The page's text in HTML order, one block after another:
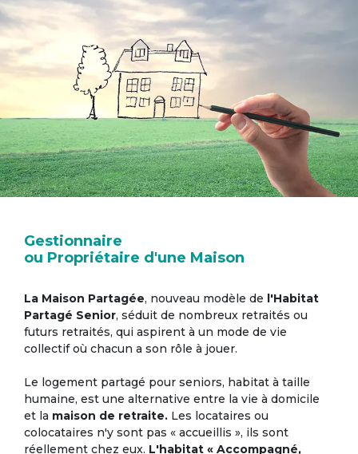
Gestionnaire
ou Propriétaire d'une Maison
La Maison Partagée, nouveau modèle de l'Habitat
Partagé Senior, séduit de nombreux retraités ou
futurs retraités, qui aspirent à un mode de vie
collectif où chacun a son rôle à jouer.
Le logement partagé pour seniors, habitat à taille
humaine, est une alternative entre la vie à domicile
et la maison de retraite. Les locataires ou
colocataires n'y sont pas « accueillis », ils sont
réellement chez eux. L'habitat « Accompagné,